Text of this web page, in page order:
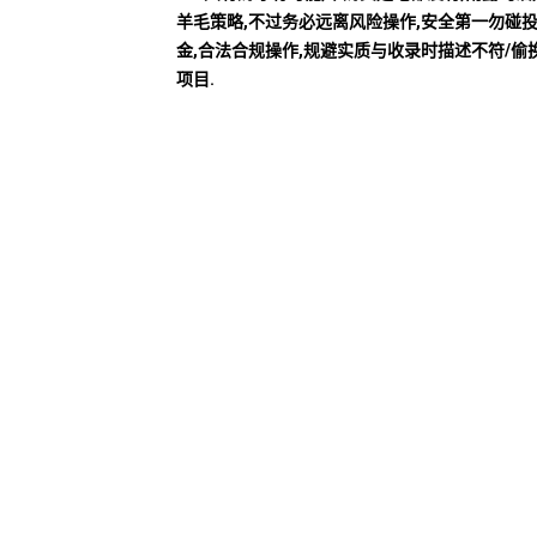
羊毛策略,不过务必远离风险操作,安全第一勿碰
金,合法合规操作,规避实质与收录时描述不符/偷
项目.